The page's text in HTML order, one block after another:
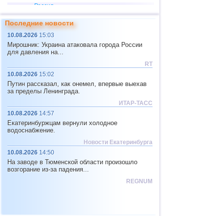
13
Россия
1Сахалинская
область
2 Камчатский край
14 Чили
15 Аргентина
16 Перу 4,6 2
4,6 1
18 Папуа-Новая Гвинея
19 Турция
4,1...4,4 4
21 Греция
22 Индия
Последние новости
10.08.2026 15:03
Мирошник: Украина атаковала города России
для давления на...
RT
10.08.2026 15:02
Путин рассказал, как онемел, впервые выехав
за пределы Ленинграда.
ИТАР-ТАСС
10.08.2026 14:57
Екатеринбуржцам вернули холодное
водоснабжение.
Новости Екатеринбурга
10.08.2026 14:50
На заводе в Тюменской области произошло
возгорание из-за падения...
REGNUM